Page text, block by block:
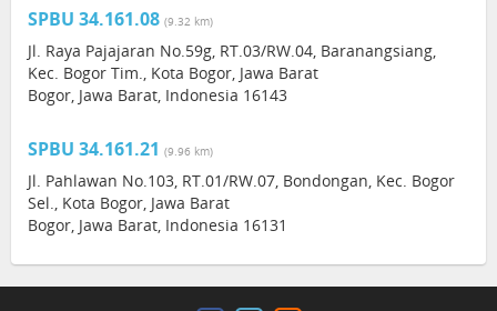
SPBU 34.161.08 (9.32 km)
Jl. Raya Pajajaran No.59g, RT.03/RW.04, Baranangsiang,
Kec. Bogor Tim., Kota Bogor, Jawa Barat
Bogor, Jawa Barat, Indonesia 16143
SPBU 34.161.21 (9.96 km)
Jl. Pahlawan No.103, RT.01/RW.07, Bondongan, Kec. Bogor
Sel., Kota Bogor, Jawa Barat
Bogor, Jawa Barat, Indonesia 16131